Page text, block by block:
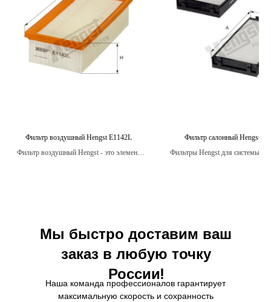
Фильтр воздушный Hengst E1142L
Фильтр воздушный Hengst - это элемент
Фильтр салонный Hengst
Фильтры Hengst для системы
Мы быстро доставим ваш
заказ в любую точку
России!
Наша команда профессионалов гарантирует
максимальную скорость и сохранность